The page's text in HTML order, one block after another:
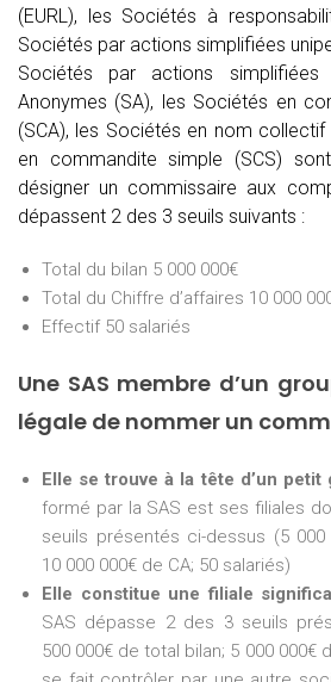
(EURL), les Sociétés à
Sociétés par actions simplifiées
Sociétés par actions simplifiées
Anonymes (SA), les Sociétés en
(SCA), les Sociétés en nom
en commandite simple (SCS)
désigner un commissaire aux
dépassent 2 des 3 seuils suivants :
Total du bilan 5 000 000€
Total du Chiffre d’affaires 10 000
Effectif 50 salariés
Une SAS membre d’un
légale de nommer un
Elle se trouve à la tête d’un petit
formé par la SAS est ses filiales
seuils présentés ci-dessus (5
10 000 000€ de CA; 50 salariés)
Elle constitue une filiale
SAS dépasse 2 des 3 seuils
500 000€ de total bilan; 5 000 000€